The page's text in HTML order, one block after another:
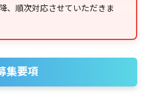
、順次対応させていただきま
集要項